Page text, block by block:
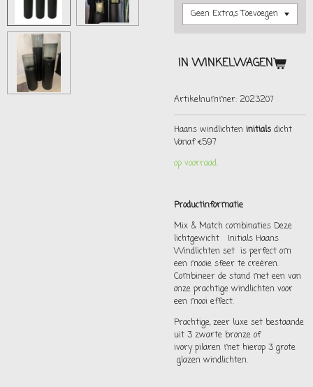
IN WINKELWAGEN
Artikelnummer: 2023207
Haans windlichten initials dicht
Vanaf €597
op voorraad
Productinformatie
Mix & Match combinaties Deze
lichtgewicht Initials Haans
Windlichten set is perfect om
een mooie sfeer te creëren.
Combineer de stand met een van
onze prachtige windlichten voor
een mooi effect.
Prachtige, zeer luxe set bestaande
uit 3 zwarte bronze of
ivorypilaren met hierop 3 grote
glazen windlichten.